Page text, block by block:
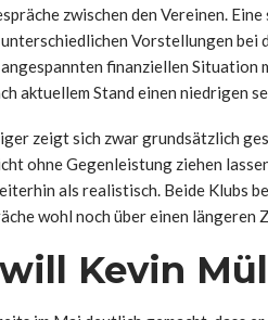
zwischen den Vereinen.
Vorstellungen bei
finanziellen
aktuellem Stand einen niedrigen
zeigt sich zwar grundsätzlich
ohne Gegenleistung ziehen
als realistisch. Beide Klubs
wohl noch über einen längeren
Kevin